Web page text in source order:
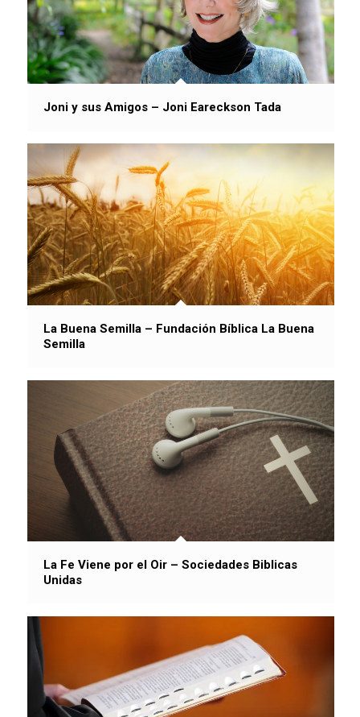
Joni y sus Amigos – Joni Eareckson Tada
La Buena Semilla – Fundación Bíblica La Buena
Semilla
La Fe Viene por el Oir – Sociedades Biblicas
Unidas